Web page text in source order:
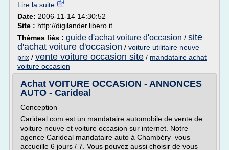
Lire la suite
Date: 2006-11-14 14:30:52
Site : http://digilander.libero.it
Thèmes liés : guide d'achat voiture d'occasion / site
d'achat voiture d'occasion / voiture utilitaire neuve
prix / vente voiture occasion site / mandataire achat
voiture occasion
Achat VOITURE OCCASION - ANNONCES
AUTO - Carideal
Conception
Carideal.com est un mandataire automobile de vente de
voiture neuve et voiture occasion sur internet. Notre
agence Carideal mandataire auto à Chambéry vous
accueille 6 jours / 7. Vous pouvez aussi choisir de vous